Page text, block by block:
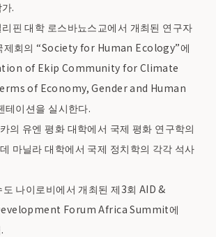
.
핀 대학 로스바뇨스교에서 개최된 연구자
제회의 “Society for Human Ecology”에
of Ekip Community for Climate
of Economy, Gender and Human
이션을 실시한다.
의 유엔 평화 대학에서 국제 평화 연구학의
마닐라 대학에서 국제 정치학의 각각 석사
나이로비에서 개최된 제3회 AID &
Forum Africa Summit에